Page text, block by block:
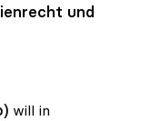
und
will in